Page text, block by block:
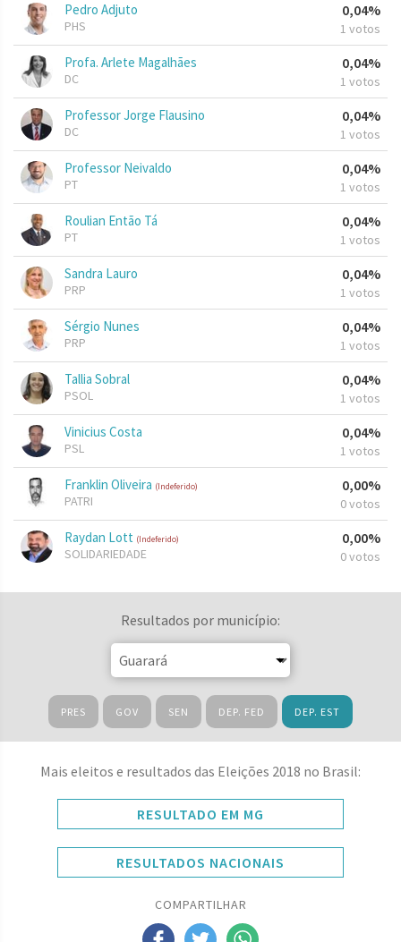
Pedro Adjuto
PHS
0,04%
1 votos
Profa. Arlete Magalhães
DC
0,04%
1 votos
Professor Jorge Flausino
DC
0,04%
1 votos
Professor Neivaldo
PT
0,04%
1 votos
Roulian Então Tá
PT
0,04%
1 votos
Sandra Lauro
PRP
0,04%
1 votos
Sérgio Nunes
PRP
0,04%
1 votos
Tallia Sobral
PSOL
0,04%
1 votos
Vinicius Costa
PSL
0,04%
1 votos
Franklin Oliveira (Indeferido)
PATRI
0,00%
0 votos
Raydan Lott (Indeferido)
SOLIDARIEDADE
0,00%
0 votos
Resultados por município:
PRES GOV SEN DEP. FED DEP. EST
Mais eleitos e resultados das Eleições 2018 no Brasil:
RESULTADO EM MG
RESULTADOS NACIONAIS
COMPARTILHAR